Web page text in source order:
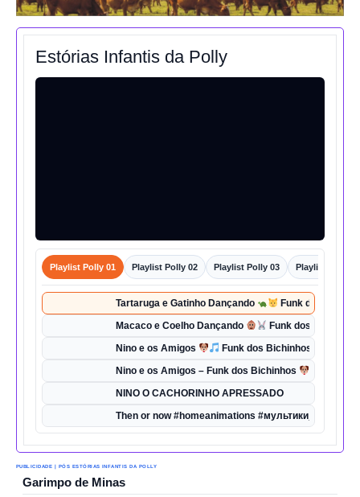
Estórias Infantis da Polly
Playlist Polly 01 Playlist Polly 02 Playlist Polly 03 Playlist Polly
Tartaruga e Gatinho Dançando Funk dos
Macaco e Coelho Dançando Funk dos
Nino e os Amigos Funk dos Bichinhos | Dança
Nino e os Amigos – Funk dos Bichinhos
NINO O CACHORINHO APRESSADO
Then or now #homeanimations
PUBLICIDADE | PÓS ESTÓRIAS INFANTIS DA POLLY
Garimpo de Minas